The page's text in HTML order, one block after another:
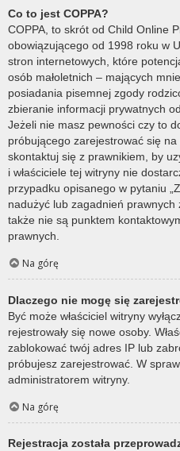
Co to jest COPPA?
COPPA, to skrót od Child Online
obowiązującego od 1998 roku w
stron internetowych, które
osób małoletnich – mających
posiadania pisemnej zgody
zbieranie informacji prywatnych
Jeżeli nie masz pewności czy to
próbującego zarejestrować się
skontaktuj się z prawnikiem, by
i właściciele tej witryny nie
przypadku opisanego w pytaniu
nadużyć lub zagadnień prawnych
także nie są punktem
prawnych.
Na górę
Dlaczego nie mogę się
Być może właściciel witryny
rejestrowały się nowe osoby.
zablokować twój adres IP lub
próbujesz zarejestrować. W
administratorem witryny.
Na górę
Rejestracja została